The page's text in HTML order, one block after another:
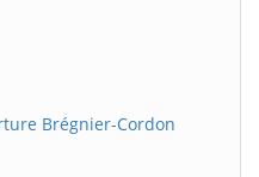
Brégnier-Cordon